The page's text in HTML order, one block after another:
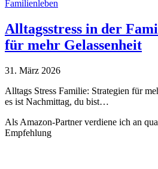
Familienleben
Alltagsstress in der
für mehr Gelassenheit
31. März 2026
Alltags Stress Familie: Strategien für
es ist Nachmittag, du bist…
Als Amazon-Partner verdiene ich an
Empfehlung